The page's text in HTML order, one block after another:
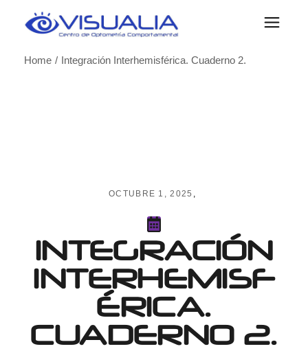
Home
Integración Interhemisférica. Cuaderno 2.
OCTUBRE 1, 2025
INTEGRACIÓN
INTERHEMISF
ÉRICA.
CUADERNO 2.